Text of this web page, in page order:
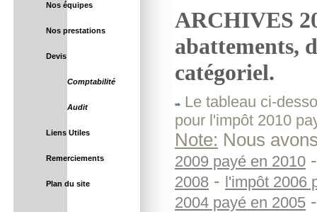
Nos équipes
Nos prestations
Devis
Comptabilité
Audit
Liens Utiles
Remerciements
Plan du site
ARCHIVES
abattements,
catégoriel.
Le tableau ci-
pour l'impôt 2010
Note: Nous
2009 payé en 2010
2008 - l'impôt 2006
2004 payé en 2005